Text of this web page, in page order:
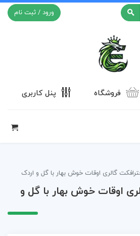
ورود / ثبت نام
فروشگاه پنل کاربری
گالری اوقات خوش بهار با گل و اردک
اوقات خوش بهار با گل و